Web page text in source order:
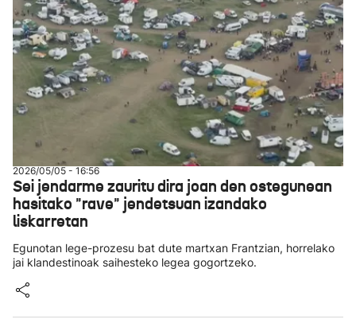
2026/05/05 - 16:56
Sei jendarme zauritu dira joan den ostegunean
hasitako "rave" jendetsuan izandako
liskarretan
Egunotan lege-prozesu bat dute martxan Frantzian, horrelako
jai klandestinoak saihesteko legea gogortzeko.